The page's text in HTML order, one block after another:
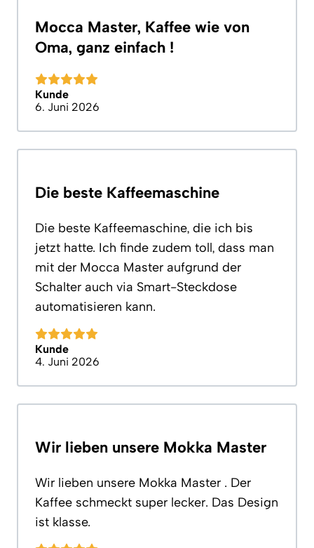
Mocca Master, Kaffee wie von
Oma, ganz einfach !
Kunde
6. Juni 2026
Die beste Kaffeemaschine
Die beste Kaffeemaschine, die ich bis
jetzt hatte. Ich finde zudem toll, dass man
mit der Mocca Master aufgrund der
Schalter auch via Smart-Steckdose
automatisieren kann.
Kunde
4. Juni 2026
Wir lieben unsere Mokka Master
Wir lieben unsere Mokka Master . Der
Kaffee schmeckt super lecker. Das Design
ist klasse.